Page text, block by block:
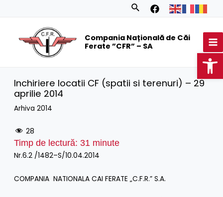
Search
Compania Națională de Căi
Ferate ”CFR” – SA
Inchiriere locatii CF (spatii si terenuri) – 29
aprilie 2014
Arhiva 2014
28
Timp de lectură: 31 minute
Nr.6.2 /1482–S/10.04.2014
COMPANIA NATIONALA CAI FERATE „C.F.R.” S.A.